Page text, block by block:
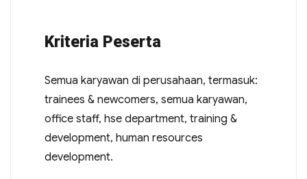
Kriteria Peserta
Semua karyawan di perusahaan, termasuk:
trainees & newcomers, semua karyawan,
office staff, hse department, training &
development, human resources
development.